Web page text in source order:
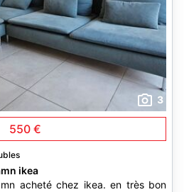
3
550 €
ikea
acheté chez ikea. en très bon